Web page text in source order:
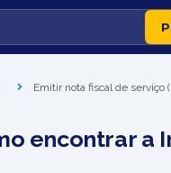
Emitir nota fiscal de serviço
encontrar a